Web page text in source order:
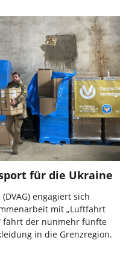
für die Ukraine
engagiert sich
mit „Luftfahrt
fährt der nunmehr fünfte
in die Grenzregion.